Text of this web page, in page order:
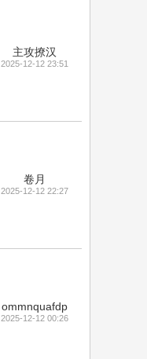
主攻撩汉
2025-12-12 23:51
卷月
2025-12-12 22:27
ommnquafdp
2025-12-12 00:26